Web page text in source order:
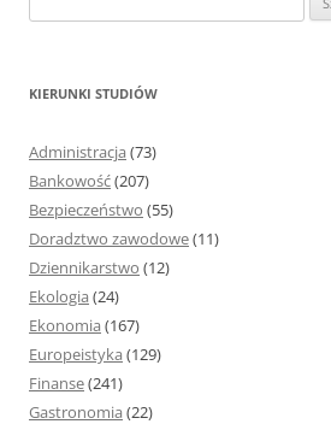
z
KIERUNKI STUDIÓW
Administracja (73)
Bankowość(207)
Bezpieczeństwo (55)
Doradztwo zawodowe(11)
Dziennikarstwo (12)
Ekologia (24)
Ekonomia (167)
Europeistyka (129)
Finanse(241)
Gastronomia (22)